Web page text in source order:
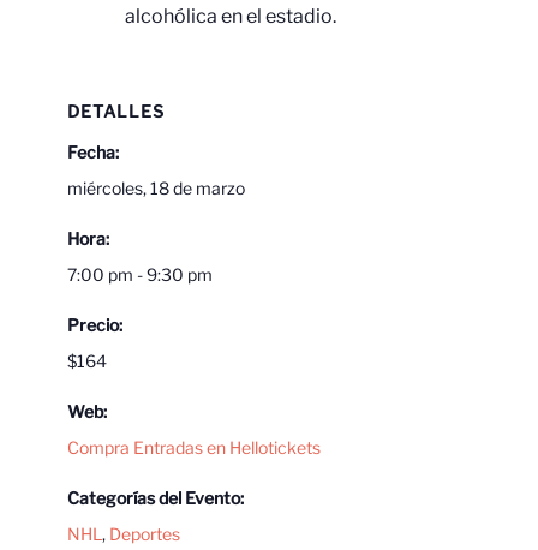
alcohólica en el estadio.
DETALLES
Fecha:
miércoles, 18 de marzo
Hora:
7:00 pm - 9:30 pm
Precio:
$164
Web:
Compra Entradas en Hellotickets
Categorías del Evento:
NHL , Deportes